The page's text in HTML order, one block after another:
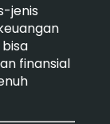
jenis
finansial